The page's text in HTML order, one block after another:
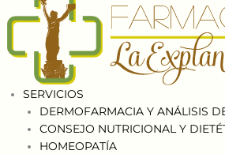
SERVICIOS
DERMOFARMACIA Y ANÁLISIS
CONSEJO NUTRICIONAL Y
HOMEOPATÍA